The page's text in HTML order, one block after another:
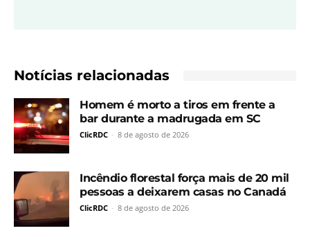
Notícias relacionadas
Homem é morto a tiros em frente a
bar durante a madrugada em SC
ClicRDC - 8 de agosto de 2026
Incêndio florestal força mais de 20 mil
pessoas a deixarem casas no Canadá
ClicRDC - 8 de agosto de 2026